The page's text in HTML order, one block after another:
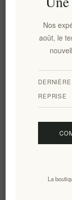
S'abonner
Nos
août, le
REPRISE
La